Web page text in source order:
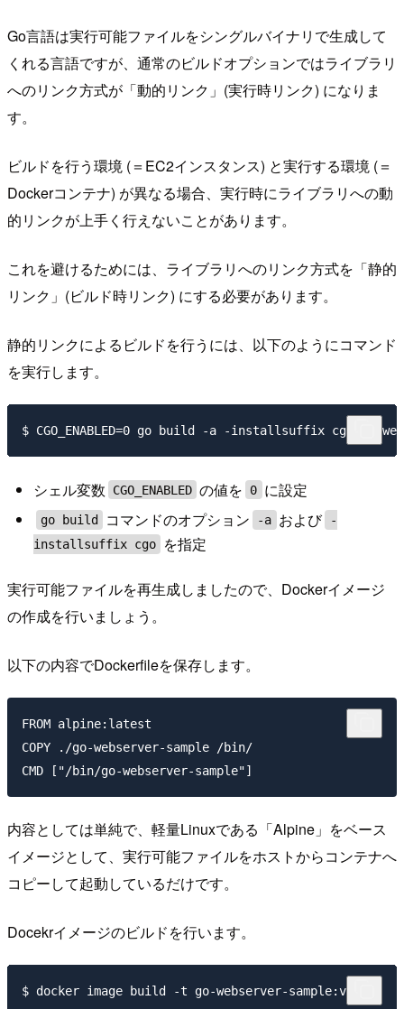
Go言語は実行可能ファイルをシングルバイナリで生成して
くれる言語ですが、通常のビルドオプションではライブラリ
へのリンク方式が「動的リンク」(実行時リンク) になりま
す。
ビルドを行う環境 (＝EC2インスタンス) と実行する環境 (＝
Dockerコンテナ) が異なる場合、実行時にライブラリへの動
的リンクが上手く行えないことがあります。
これを避けるためには、ライブラリへのリンク方式を「静的
リンク」(ビルド時リンク) にする必要があります。
静的リンクによるビルドを行うには、以下のようにコマンド
を実行します。
シェル変数 CGO_ENABLED の値を 0 に設定
go build コマンドのオプション -a および
-
installsuffix cgo
を指定
実行可能ファイルを再生成しましたので、Dockerイメージ
の作成を行いましょう。
以下の内容でDockerfileを保存します。
FROM alpine:latest
COPY ./go-webserver-sample /bin/
内容としては単純で、軽量Linuxである「Alpine」をベース
イメージとして、実行可能ファイルをホストからコンテナへ
コピーして起動しているだけです。
Docekrイメージのビルドを行います。
$ docker image build -t go-webserver-sample:v1 .